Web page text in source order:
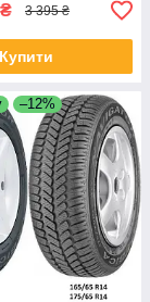
₴ 3 395 ₴
Купити
–12%